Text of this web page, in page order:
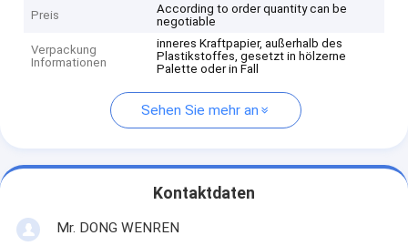
Preis
According to order quantity can be
negotiable
Verpackung
Informationen
inneres Kraftpapier, außerhalb des
Plastikstoffes, gesetzt in hölzerne
Palette oder in Fall
Sehen Sie mehr an
Kontaktdaten
Mr. DONG WENREN